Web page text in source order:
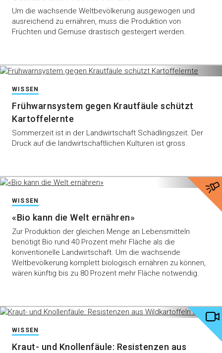
Um die wachsende Weltbevölkerung ausgewogen und
ausreichend zu ernähren, muss die Produktion von
Früchten und Gemüse drastisch gesteigert werden.
WISSEN
Frühwarnsystem gegen Krautfäule schützt
Kartoffelernte
Sommerzeit ist in der Landwirtschaft Schädlingszeit. Der
Druck auf die landwirtschaftlichen Kulturen ist gross.
WISSEN
«Bio kann die Welt ernähren»
Zur Produktion der gleichen Menge an Lebensmitteln
benötigt Bio rund 40 Prozent mehr Fläche als die
konventionelle Landwirtschaft. Um die wachsende
Weltbevölkerung komplett biologisch ernähren zu können,
wären künftig bis zu 80 Prozent mehr Fläche notwendig.
WISSEN
Kraut- und Knollenfäule: Resistenzen aus